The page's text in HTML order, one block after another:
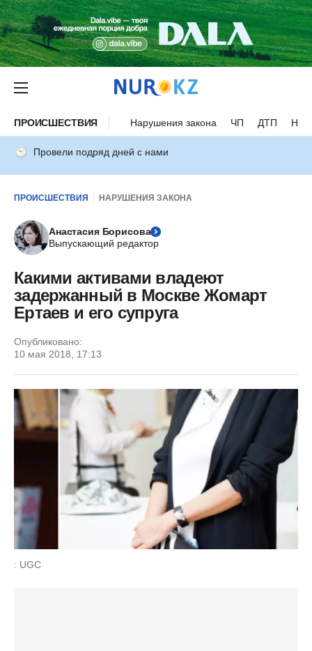
ПРОИСШЕСТВИЯ Нарушения закона ЧП ДТП
Провели подряд дней с нами
ПРОИСШЕСТВИЯ НАРУШЕНИЯ ЗАКОНА
Анастасия Борисова
Выпускающий редактор
Какими активами владеют
задержанный в Москве Жомарт
Ертаев и его супруга
Опубликовано:
10 мая 2018, 17:13
: UGC